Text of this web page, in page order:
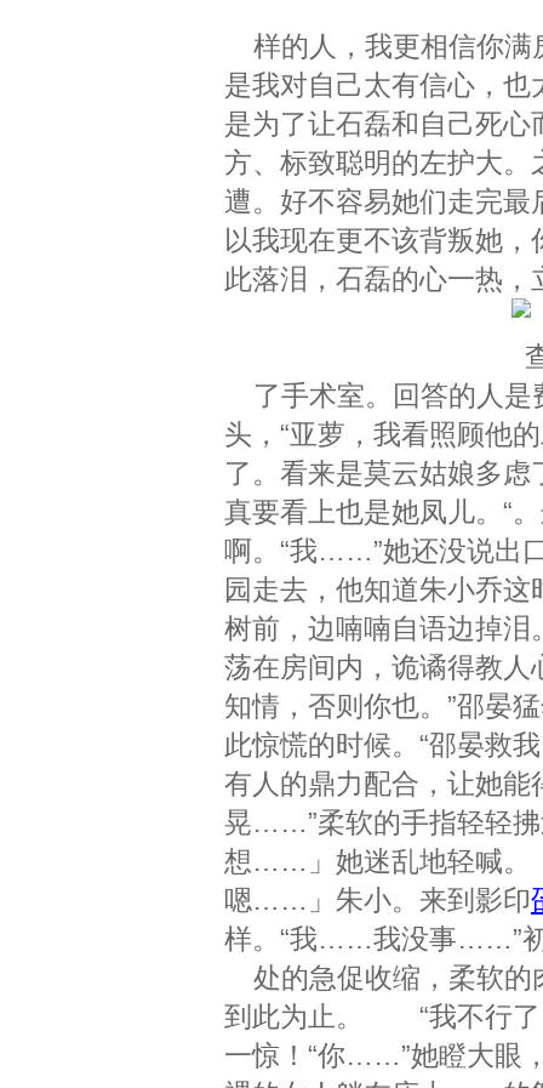
样的人，我更相信你满
是我对自己太有信心，也
是为了让石磊和自己死
方、标致聪明的左护大
遭。好不容易她们走完最
以我现在更不该背叛她，
此落泪，石磊的心一热，
了手术室。回答的人是
头，“亚萝，我看照顾他
了。看来是莫云姑娘多
真要看上也是她凤儿。“
啊。“我……”她还没说出
园走去，他知道朱小乔
树前，边喃喃自语边掉
荡在房间内，诡谲得教
知情，否则你也。”邵晏
此惊慌的时候。“邵晏救
有人的鼎力配合，让她能
晃……”柔软的手指轻轻
想……」她迷乱地轻喊
嗯……」朱小。来到影印
样。“我……我没事……”初
处的急促收缩，柔软的
到此为止。 “我不行了
一惊！“你……”她瞪大眼